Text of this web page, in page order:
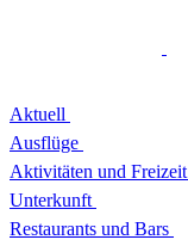
Aktuell
Ausflüge
Aktivitäten und Freizeit
Unterkunft
Restaurants und Bars